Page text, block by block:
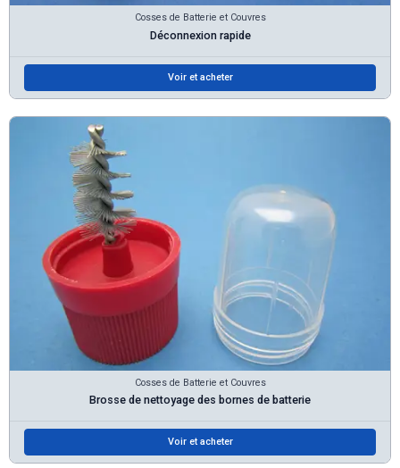
Cosses de Batterie et Couvres
Déconnexion rapide
Voir et acheter
Cosses de Batterie et Couvres
Brosse de nettoyage des bornes de batterie
Voir et acheter